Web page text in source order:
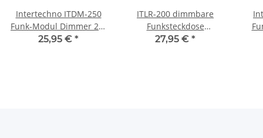
Intertechno ITDM-250
Funk-Modul Dimmer 20-
250 W (LED 3 bis 24 W)
25,95 € *
ITLR-200 dimmbare
Funksteckdose
Intertechno für LED und
27,95 € *